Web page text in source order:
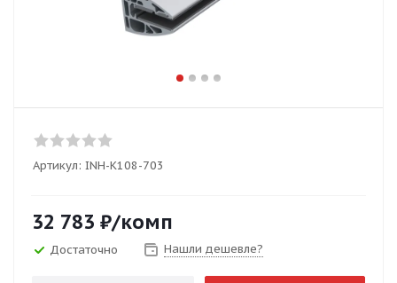
Артикул: INH-K108-703
32 783 ₽/комп
Достаточно Нашли дешевле?